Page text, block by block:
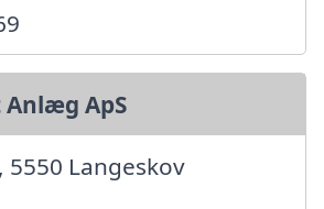
Anlæg ApS
Langeskov